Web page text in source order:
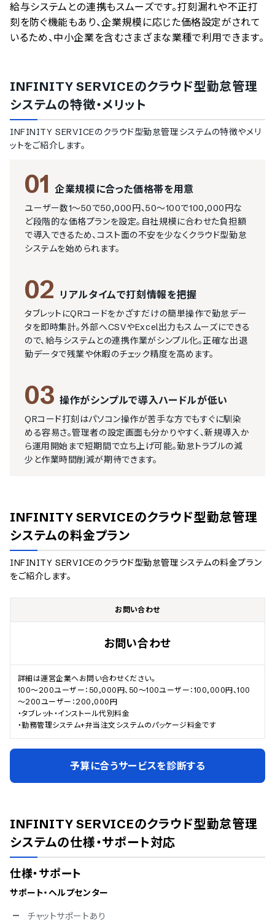
給与システムとの連携もスムーズです。打刻漏れや不正打
刻を防ぐ機能もあり、企業規模に応じた価格設定がされて
いるため、中小企業を含むさまざまな業種で利用できます。
INFINITY SERVICEのクラウド型勤怠管理
システムの特徴・メリット
INFINITY SERVICEのクラウド型勤怠管理システムの特徴やメリ
ットをご紹介します。
01 企業規模に合った価格帯を用意
ユーザー数1～50で50,000円、50～100で100,000円な
ど段階的な価格プランを設定。自社規模に合わせた負担額
で導入できるため、コスト面の不安を少なくクラウド型勤怠
システムを始められます。
02 リアルタイムで打刻情報を把握
タブレットにQRコードをかざすだけの簡単操作で勤怠デー
タを即時集計。外部へCSVやExcel出力もスムーズにできる
ので、給与システムとの連携作業がシンプル化。正確な出退
勤データで残業や休暇のチェック精度を高めます。
03 操作がシンプルで導入ハードルが低い
QRコード打刻はパソコン操作が苦手な方でもすぐに馴染
める容易さ。管理者の設定画面も分かりやすく、新規導入か
ら運用開始まで短期間で立ち上げ可能。勤怠トラブルの減
少と作業時間削減が期待できます。
INFINITY SERVICEのクラウド型勤怠管理
システムの料金プラン
INFINITY SERVICEのクラウド型勤怠管理システムの料金プラン
をご紹介します。
お問い合わせ
お問い合わせ
詳細は運営企業へお問い合わせください。
100～200ユーザー：50,000円、50～100ユーザー：100,000円、100
～200ユーザー：200,000円
・タブレット・インストール代別料金
・勤務管理システム+弁当注文システムのパッケージ料金です
予算に合うサービスを診断する
INFINITY SERVICEのクラウド型勤怠管理
システムの仕様・サポート対応
仕様・サポート
サポート・ヘルプセンター
チャットサポートあり